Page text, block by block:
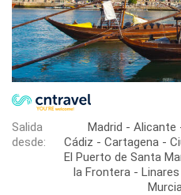
Salida
desde:
Madrid - Alicante
Cádiz - Cartagena -
El Puerto de Santa
la Frontera -